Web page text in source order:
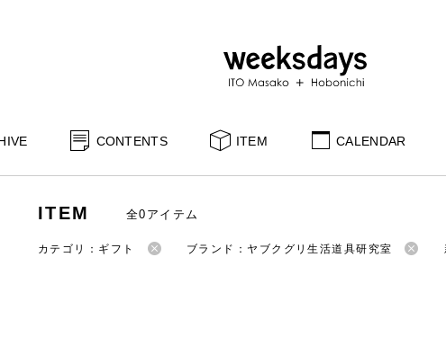
CONTENTS ITEM CALENDAR
ITEM 全0アイテム
カテゴリ：ギフト ブランド：ヤブクグリ生活道具研究室